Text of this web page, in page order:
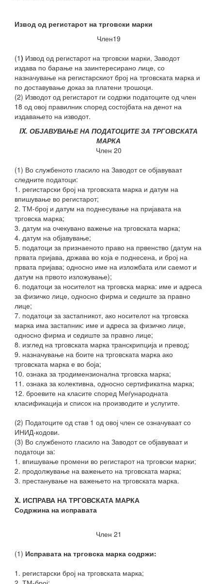
Извод од регистарот на трговски марки
Член19
(1) Извод од регистарот на трговски марки, Заводот
издава по барање на заинтересирано лице, со
назначување на регистарскиот број на трговската марка и
по доставување доказ за платени трошоци.
(2) Изводот од регистарот ги содржи податоците од член
18 од овој правилник според состојбата на денот на
издавањето на изводот.
IX. ОБЈАВУВАЊЕ НА ПОДАТОЦИТЕ ЗА ТРГОВСКАТА
МАРКА
Член 20
(1) Во службеното гласило на Заводот се објавуваат
следните податоци:
1. регистарски број на трговската марка и датум на
впишување во регистарот;
2. ТМ-број и датум на поднесување на пријавата на
трговска марка;
3. датум на очекувано важење на трговската марка;
4. датум на објавување;
5. податоци за признаеното право на првенство (датум на
првата пријава, држава во која е поднесена, и број на
првата пријава; односно име на изложбата или саемот и
датум на првото изложување);
6. податоци за носителот на трговска марка: име и адреса
за физичко лице, односно фирма и седиште за правно
лице;
7. податоци за застапникот, ако носителот на трговска
марка има застапник: име и адреса за физичко лице,
односно фирма и седиште за правно лице;
8. изглед на трговската марка транскрипција и превод;
9. назначување на боите на трговската марка ако
трговската марка е во боја;
10. ознака за тродимензионална трговска марка;
11. ознака за колективна, односно сертификатна марка;
12. броевите на класите според Меѓународната
класификација и список на производите и услугите.
(2) Податоците од став 1 од овој член се означуваат со
ИНИД-кодови.
(3) Во службеното гласило на Заводот се објавуваат и
податоци за:
1. впишување промени во регистарот на трговски марки;
2. продолжување на важењето на трговската марка;
3. престанување на важењето на трговската марка.
X. ИСПРАВА НА ТРГОВСКАТА МАРКА
Содржина на исправата
Член 21
(1) Исправата на трговска марка содржи:
1. регистарски број на трговската марка;